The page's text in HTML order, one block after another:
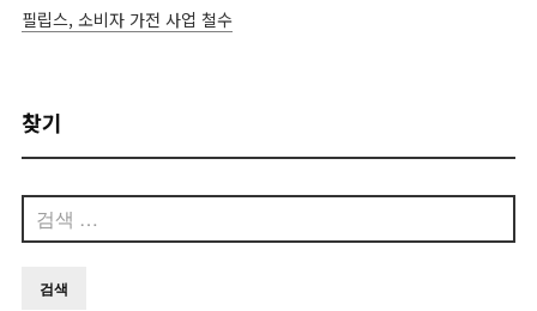
필립스, 소비자 가전 사업 철수
찾기
색: